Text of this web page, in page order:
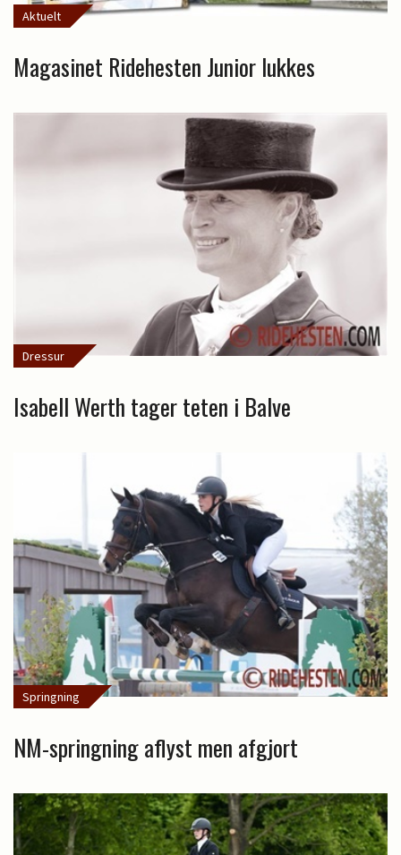
Aktuelt
Magasinet Ridehesten Junior lukkes
Dressur
Isabell Werth tager teten i Balve
Springning
NM-springning aflyst men afgjort